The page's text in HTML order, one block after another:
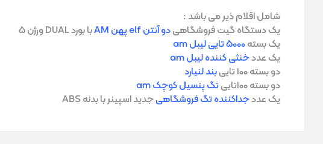
شامل اقلام ذیر می باشد :
یک دستگاه گیت فروشگاهیدو آنتن elf پهن AM
با بورد DUAL ورژن 5
یک بسته
یک عددخنثی کننده لیبل am
دو بسته 100 تایی
بند لنیارد
دو بسته 100تایی
تگ پنسیل کوچک am
یک عددجداکننده تگ فروشگاهیجدید اسپینر با بدنه ABS